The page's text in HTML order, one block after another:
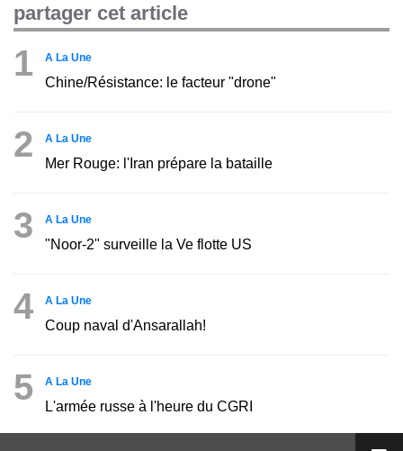
partager cet article
1 A La Une
Chine/Résistance: le facteur "drone"
2 A La Une
Mer Rouge: l'Iran prépare la bataille
3 A La Une
"Noor-2" surveille la Ve flotte US
4 A La Une
Coup naval d'Ansarallah!
5 A La Une
L'armée russe à l'heure du CGRI